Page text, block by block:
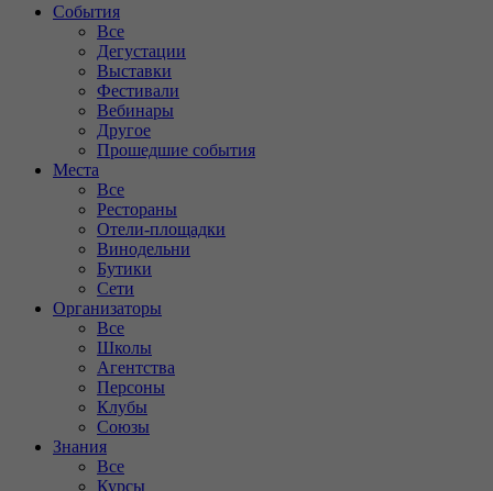
События
Все
Дегустации
Выставки
Фестивали
Вебинары
Другое
Прошедшие события
Места
Все
Рестораны
Отели-площадки
Винодельни
Бутики
Сети
Организаторы
Все
Школы
Агентства
Персоны
Клубы
Союзы
Знания
Все
Курсы